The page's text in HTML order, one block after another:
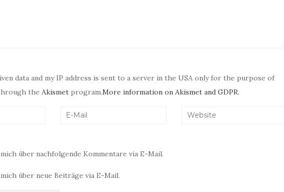
data and my IP address is sent to a server in the USA only for the purpose of
the Akismet program.More information on Akismet and GDPR.
über nachfolgende Kommentare via E-Mail.
über neue Beiträge via E-Mail.